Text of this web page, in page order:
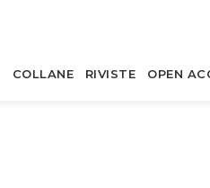
COLLANE RIVISTE OPEN